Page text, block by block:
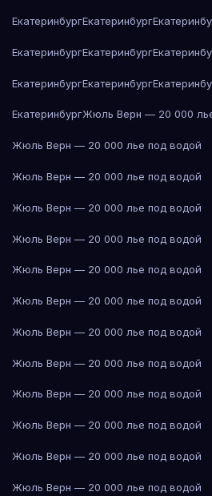
ЕкатеринбургЕкатеринбург
ЕкатеринбургЕкатеринбург
ЕкатеринбургЕкатеринбург
ЕкатеринбургЖюль Верн — 20 000
Жюль Верн — 20 000 лье под водой
Жюль Верн — 20 000 лье под водой
Жюль Верн — 20 000 лье под водой
Жюль Верн — 20 000 лье под водой
Жюль Верн — 20 000 лье под водой
Жюль Верн — 20 000 лье под водой
Жюль Верн — 20 000 лье под водой
Жюль Верн — 20 000 лье под водой
Жюль Верн — 20 000 лье под водой
Жюль Верн — 20 000 лье под водой
Жюль Верн — 20 000 лье под водой
Жюль Верн — 20 000 лье под водой